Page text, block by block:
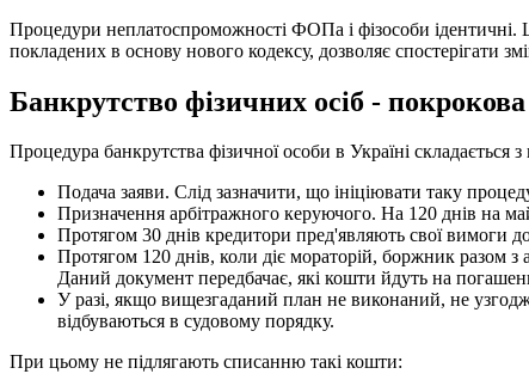
Процедури неплатоспроможності ФОПа і фізособи ідентичні.
покладених в основу нового кодексу, дозволяє спостерігати
Банкрутство фізичних осіб - покрокова
Процедура банкрутства фізичної особи в Україні складається
Подача заяви. Слід зазначити, що ініціювати таку
Призначення арбітражного керуючого. На 120 днів на
Протягом 30 днів кредитори пред'являють свої вимоги
Протягом 120 днів, коли діє мораторій, боржник разом з
Даний документ передбачає, які кошти йдуть на
У разі, якщо вищезгаданий план не виконаний, не
відбуваються в судовому порядку.
При цьому не підлягають списанню такі кошти: